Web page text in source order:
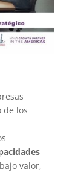
de los
valor,